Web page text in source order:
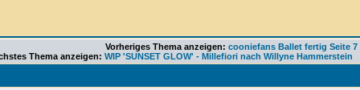
Vorheriges Thema anzeigen: cooniefans Ballet fertig Seite 7
Thema anzeigen: WIP 'SUNSET GLOW' - Millefiori nach Willyne Hammerstein